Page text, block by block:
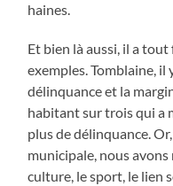
haines.
Et bien là aussi, il a
exemples. Tomblaine, il
délinquance et la
habitant sur trois qui a
plus de délinquance.
municipale, nous avons
culture, le sport, le lien